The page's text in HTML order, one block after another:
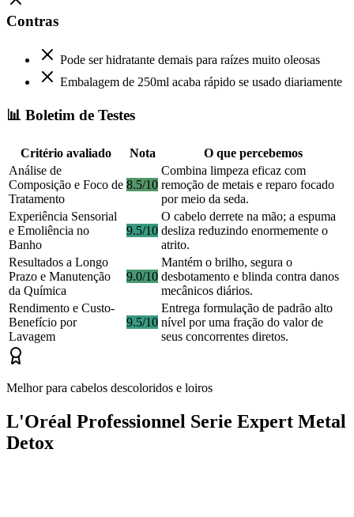
Contras
Pode ser hidratante demais para raízes muito oleosas
Embalagem de 250ml acaba rápido se usado diariamente
📊 Boletim de Testes
Critério avaliado Nota
O que percebemos
Análise de
Composição e Foco de
Tratamento
8.5/10
Combina limpeza eficaz com
remoção de metais e reparo focado
por meio da seda.
Experiência Sensorial
e Emoliência no
Banho
9.5/10
O cabelo derrete na mão; a espuma
desliza reduzindo enormemente o
atrito.
Resultados a Longo
Prazo e Manutenção
da Química
9.0/10
Mantém o brilho, segura o
desbotamento e blinda contra danos
mecânicos diários.
Rendimento e Custo-
Benefício por
Lavagem
9.5/10
Entrega formulação de padrão alto
nível por uma fração do valor de
seus concorrentes diretos.
Melhor para cabelos descoloridos e loiros
L'Oréal Professionnel Serie Expert Metal
Detox